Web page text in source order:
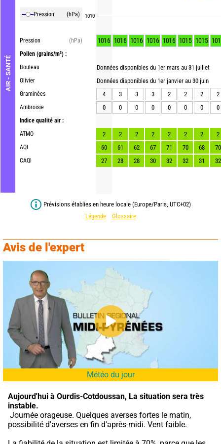
AIR - SANTÉ
Pression (hPa)
Pression
(hPa)
Pollen (grains/m³) :
Bouleau
Olivier
Graminées
Ambroisie
Indice qualité air :
ATMO
AQI
CAQI
1010
1016 1016 1016 1016 1016 1015 1015
Données disponibles du 1er mars au 31 juillet
Données disponibles du 1er janvier au 30 juin
4
3 3 3 2 2 2
2
0
0 0 0 0 0 0 0
2 2 2 2 2 2 2
2
60
61 62 67 71 70 68
70
27
28 28 30 32 32 31 32
Prévisions établies en heure locale (Europe/Paris, UTC+02)
Légende
Glossaire
Avis de l'expert
Météo du jour
Aujourd'hui à Ourdis-Cotdoussan, La situation sera très
instable.
possibilité d'averses en fin d'après-midi. Vent faible.